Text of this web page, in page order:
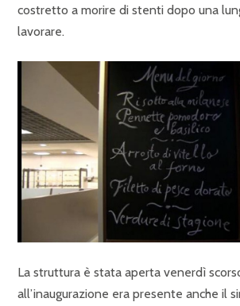
costretto a morire di stenti dopo una
lavorare.
La struttura è stata aperta venerdì
all’inaugurazione era presente anche il